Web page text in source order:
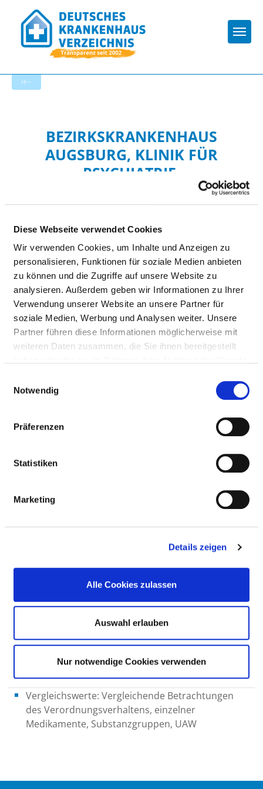
Diese Webseite verwendet Cookies
Wir verwenden Cookies, um Inhalte und Anzeigen zu
personalisieren, Funktionen für soziale Medien anbieten
zu können und die Zugriffe auf unsere Website zu
analysieren. Außerdem geben wir Informationen zu Ihrer
Verwendung unserer Website an unsere Partner für
soziale Medien, Werbung und Analysen weiter. Unsere
Partner führen diese Informationen möglicherweise mit
weiteren Daten zusammen, die Sie ihnen bereitgestellt
Notwendig
Präferenzen
Statistiken
Marketing
Details zeigen
Alle Cookies zulassen
Auswahl erlauben
Nur notwendige Cookies verwenden
BEZIRKSKRANKENHAUS
AUGSBURG, KLINIK FÜR
PSYCHIATRIE,
PSYCHOTHERAPIE UND
PSYCHOSOMATIK DER
UNIVERSITÄT AUGSBURG
TEILNAHME AN SONSTIGEN
VERFAHREN
Qualitätssichernde Maßnahme zur
Medikamentenverordnung
Einzelberichte
Bezeichnung Qualitaetsindikator: Teilnahme am
Projekt "Pharmako EpiVig-BIDAQ", getragen von 7
Bezirke
Ergebnis: Stichtagserhebung; Untersuchung von
Wirkstoffverordnungen; Pharmakovigilanz (UAW-
Stichtagen/Jahr
Rechenregeln: Erfassung von
Anwendungshäufigkeiten durch das Bayerische
Qualitätssicherung (BIDAQ)
Referenzbereiche: Vorläuferstudie: u.a. AMÜP mit
syst. Intensivüberwachung als Referenz
Vergleichswerte: Vergleichende Betrachtungen
des Verordnungsverhaltens, einzelner
Medikamente, Substanzgruppen, UAW